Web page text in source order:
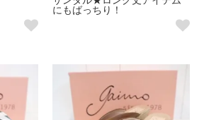
にもばっちり！